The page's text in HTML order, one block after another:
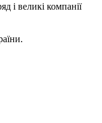
і великі компанії